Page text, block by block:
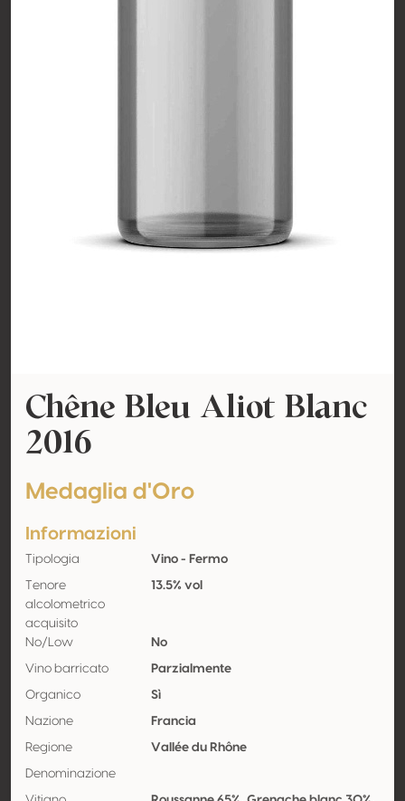
Chêne Bleu Aliot Blanc
2016
Medaglia d'Oro
Informazioni
Tipologia Vino - Fermo
Tenore
alcolometrico
acquisito
13.5% vol
No/Low No
Vino barricato Parzialmente
Organico Sì
Nazione Francia
Regione Vallée du Rhône
Denominazione